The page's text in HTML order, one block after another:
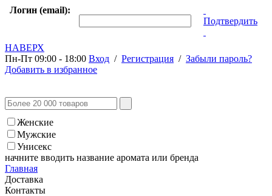
Логин (email):
Подтвердить
НАВЕРХ
Пн-Пт 09:00 - 18:00 Вход / Регистрация / Забыли пароль?
Добавить в избранное
Женские
Мужские
Унисекс
начните вводить название аромата или бренда
Главная
Доставка
Контакты